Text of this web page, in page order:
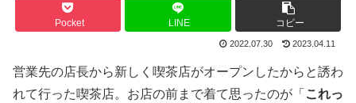
Pocket LINE コピー
2022.07.30 2023.04.11
営業先の店長から新しく喫茶店がオープンしたからと誘わ
れて行った喫茶店。お店の前まで着て思ったのが「 これっ